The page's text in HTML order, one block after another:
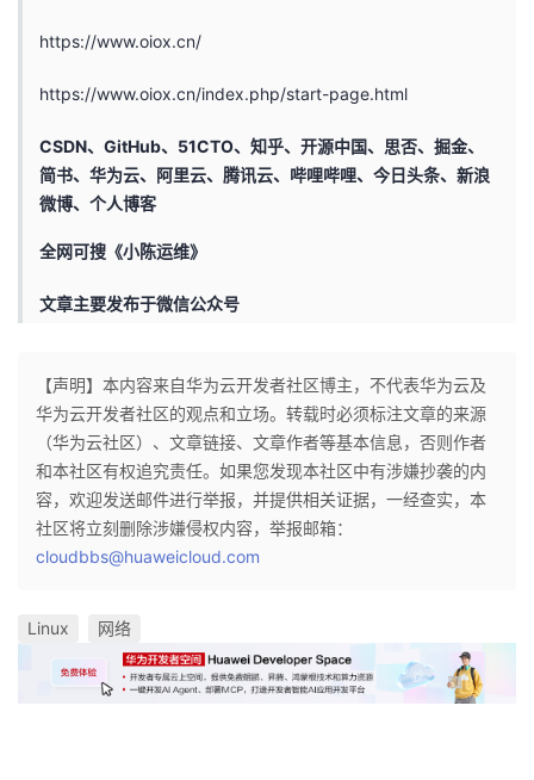
https://www.oiox.cn/
https://www.oiox.cn/index.php/start-page.html
CSDN、GitHub、51CTO、知乎、开源中国、思否、掘金、
简书、华为云、阿里云、腾讯云、哔哩哔哩、今日头条、新浪
微博、个人博客
全网可搜《小陈运维》
文章主要发布于微信公众号
【声明】本内容来自华为云开发者社区博主，不代表华为云及
华为云开发者社区的观点和立场。转载时必须标注文章的来源
（华为云社区）、文章链接、文章作者等基本信息，否则作者
和本社区有权追究责任。如果您发现本社区中有涉嫌抄袭的内
容，欢迎发送邮件进行举报，并提供相关证据，一经查实，本
社区将立刻删除涉嫌侵权内容，举报邮箱：
cloudbbs@huaweicloud.com
Linux 网络